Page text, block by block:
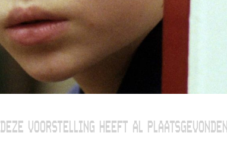
DEZE VOORSTELLING HEEFT AL PLAATSGEVONDEN